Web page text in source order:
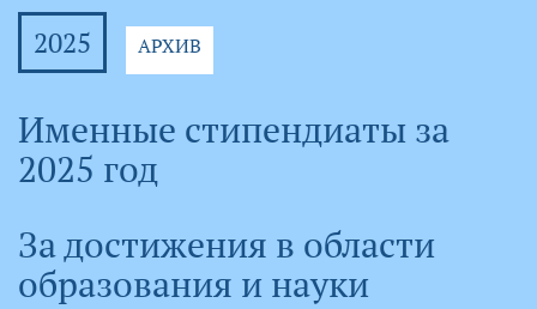
2025 АРХИВ
Именные стипендиаты за
2025 год
За достижения в области
образования и науки